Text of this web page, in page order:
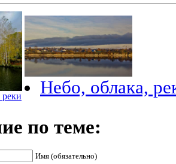
Небо, облака,
по теме:
Имя (обязательно)